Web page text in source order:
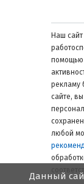
Наш сайт
помощью
рекламу
сайте,
любой
Данный